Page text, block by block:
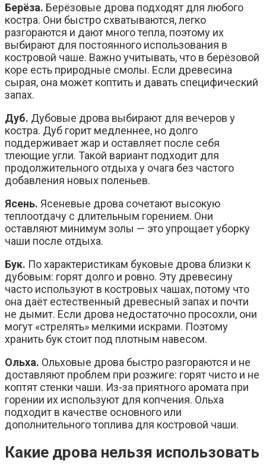
Берёза. Берёзовые дрова подходят для любого
костра. Они быстро схватываются, легко
разгораются и дают много тепла, поэтому их
выбирают для постоянного использования в
костровой чаше. Важно учитывать, что в берёзовой
коре есть природные смолы. Если древесина
сырая, она может коптить и давать специфический
запах.
Дуб. Дубовые дрова выбирают для вечеров у
костра. Дуб горит медленнее, но долго
поддерживает жар и оставляет после себя
тлеющие угли. Такой вариант подходит для
продолжительного отдыха у очага без частого
добавления новых поленьев.
Ясень. Ясеневые дрова сочетают высокую
теплоотдачу с длительным горением. Они
оставляют минимум золы — это упрощает уборку
чаши после отдыха.
Бук. По характеристикам буковые дрова близки к
дубовым: горят долго и ровно. Эту древесину
часто используют в костровых чашах, потому что
она даёт естественный древесный запах и почти
не дымит. Если дрова недостаточно просохли, они
могут «стрелять» мелкими искрами. Поэтому
хранить бук стоит под плотным навесом.
Ольха. Ольховые дрова быстро разгораются и не
доставляют проблем при розжиге: горят чисто и не
коптят стенки чаши. Из-за приятного аромата при
горении их используют для копчения. Ольха
подходит в качестве основного или
дополнительного топлива для костровой чаши.
Какие дрова нельзя использовать